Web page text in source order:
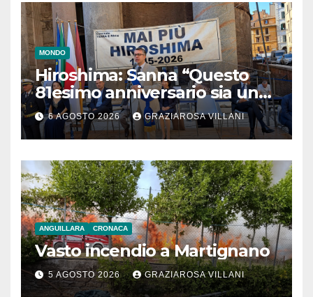
MONDO
Hiroshima: Sanna “Questo
81esimo anniversario sia un
monito per tutti”
6 AGOSTO 2026 GRAZIAROSA VILLANI
ANGUILLARA CRONACA
Vasto incendio a Martignano
5 AGOSTO 2026 GRAZIAROSA VILLANI